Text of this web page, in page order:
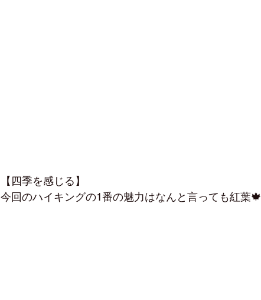
【四季を感じる】
今回のハイキングの1番の魅力はなんと言っても紅葉🍁